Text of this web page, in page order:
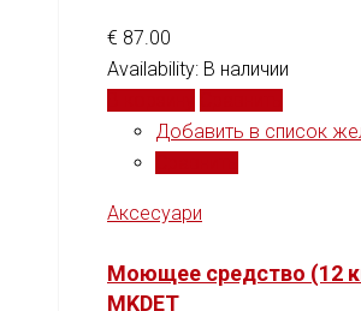
€ 87.00
Availability: В наличии
Добавить в список
Аксесуари
Моющее средство (12
MKDET